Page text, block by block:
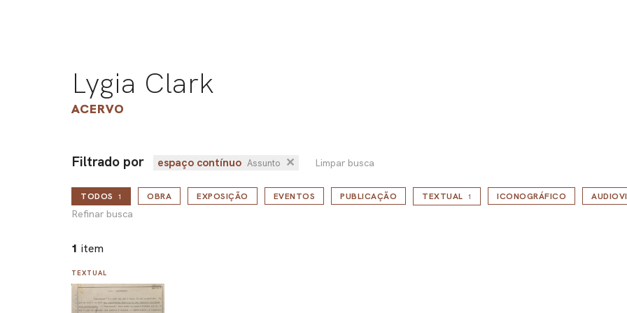
Lygia Clark
ACERVO
Filtrado por espaço contínuo Assunto ✕ Limpar busca
TODOS 1
Refinar busca
OBRA EXPOSIÇÃO EVENTOS PUBLICAÇÃO TEXTUAL 1 ICONOGRÁFICO
1 item
TEXTUAL